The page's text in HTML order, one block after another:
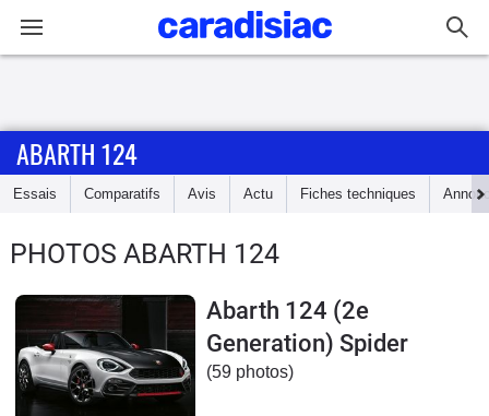
Accueil
Essais
Guide
d'achat
Electriques
ABARTH 124
Essais Comparatifs Avis Actu Fiches techniques
PHOTOS ABARTH 124
Abarth 124 (2e
Generation) Spider
(59 photos)